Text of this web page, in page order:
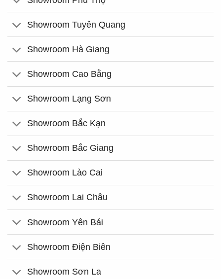
Showroom Tuyên Quang
Showroom Hà Giang
Showroom Cao Bằng
Showroom Lạng Sơn
Showroom Bắc Kạn
Showroom Bắc Giang
Showroom Lào Cai
Showroom Lai Châu
Showroom Yên Bái
Showroom Điện Biên
Showroom Sơn La